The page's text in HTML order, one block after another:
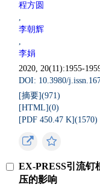
程方圆
,
李朝辉
,
李娟
2020, 20(11):1955-
DOI: 10.3980/
[摘要](971)
[HTML](0)
[PDF 450.47 K](1570)
EX-PRESS引流钉
压的影响